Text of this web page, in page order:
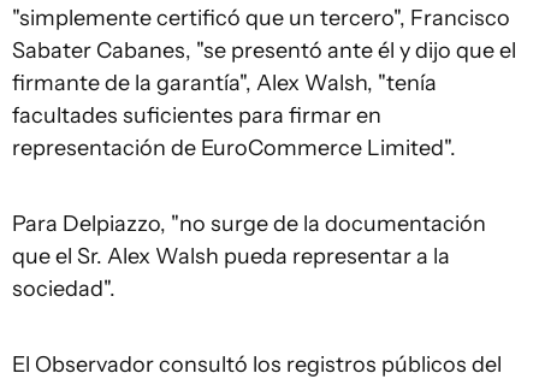
"simplemente certificó que un tercero", Francisco
Sabater Cabanes, "se presentó ante él y dijo que el
firmante de la garantía", Alex Walsh, "tenía
facultades suficientes para firmar en
representación de EuroCommerce Limited".
Para Delpiazzo, "no surge de la documentación
que el Sr. Alex Walsh pueda representar a la
sociedad".
El Observador consultó los registros públicos del